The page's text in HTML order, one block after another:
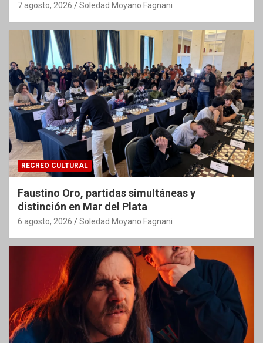
7 agosto, 2026 Soledad Moyano Fagnani
RECREO CULTURAL
Faustino Oro, partidas simultáneas y
distinción en Mar del Plata
6 agosto, 2026 Soledad Moyano Fagnani